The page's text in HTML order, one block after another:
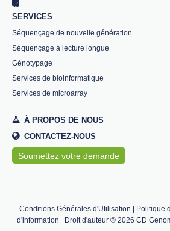
SERVICES
Séquençage de nouvelle génération
Séquençage à lecture longue
Génotypage
Services de bioinformatique
Services de microarray
À PROPOS DE NOUS
CONTACTEZ-NOUS
Soumettez votre demande
Conditions Générales d'Utilisation Politique
d'information Droit d'auteur © 2026 CD